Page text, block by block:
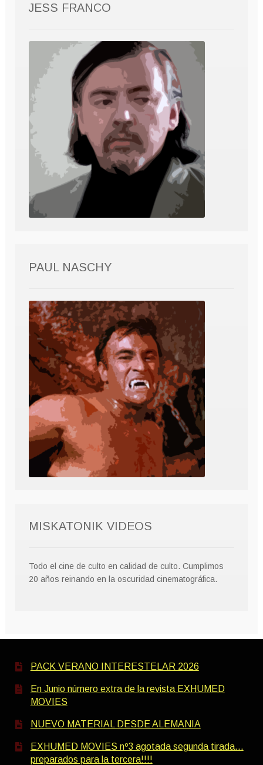
JESS FRANCO
PAUL NASCHY
MISKATONIK VIDEOS
Todo el cine de culto en calidad de culto. Cumplimos
20 años reinando en la oscuridad cinematográfica.
PACK VERANO INTERESTELAR 2026
En Junio número extra de la revista EXHUMED
MOVIES
NUEVO MATERIAL DESDE ALEMANIA
EXHUMED MOVIES nº3 agotada segunda tirada…
preparados para la tercera!!!!